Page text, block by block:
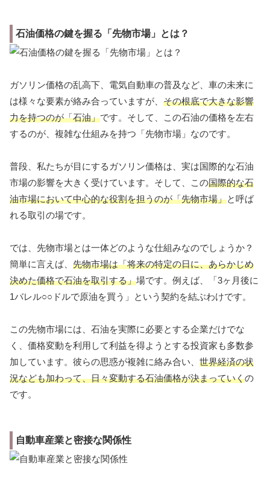
石油価格の鍵を握る「先物市場」とは？
ガソリン価格の乱高下、電気自動車の普及など、車の未来に
は様々な要素が絡み合っていますが、 その根底で大きな影響
力を持つのが「石油」です。そして、この石油の価格を左右
するのが、複雑な仕組みを持つ「先物市場」なのです。
普段、私たちが目にするガソリン価格は、実は国際的な石油
市場の影響を大きく受けています。そして、この国際的な石
油市場において中心的な役割を担うのが「先物市場」と呼ば
れる取引の場です。
では、先物市場とは一体どのような仕組みなのでしょうか？
簡単に言えば、 先物市場は「将来の特定の日に、あらかじめ
決めた価格で石油を取引する」場です。例えば、「3ヶ月後に
1バレル○○ドルで原油を買う」という契約を結ぶわけです。
この先物市場には、石油を実際に必要とする企業だけでな
く、価格変動を利用して利益を得ようとする投資家も多数参
加しています。彼らの思惑が複雑に絡み合い、 世界経済の状
況なども加わって、日々変動する石油価格が決まっていくの
です。
自動車産業と密接な関係性